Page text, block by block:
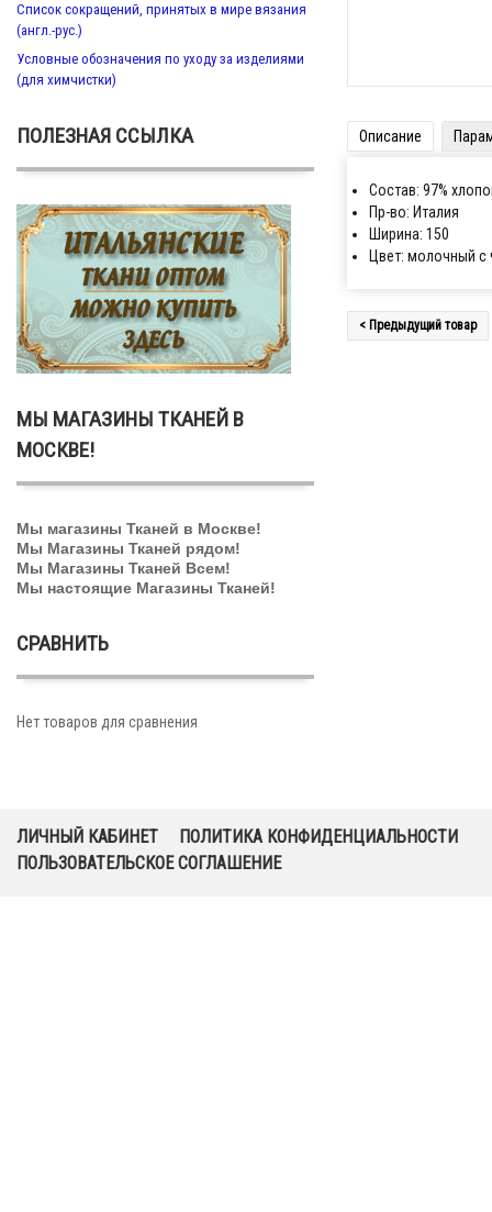
Список сокращений, принятых в мире вязания
(англ.-рус.)
Условные обозначения по уходу за изделиями
(для химчистки)
ПОЛЕЗНАЯ ССЫЛКА
МЫ МАГАЗИНЫ ТКАНЕЙ В
МОСКВЕ!
Мы магазины Тканей в Москве!
Мы Магазины Тканей рядом!
Мы Магазины Тканей Всем!
Мы настоящие Магазины Тканей!
СРАВНИТЬ
Нет товаров для сравнения
Описание
Состав: 97%
Пр-во: Италия
Ширина: 150
Цвет: молочный с
< Предыдущий товар
ЛИЧНЫЙ КАБИНЕТ
ПОЛИТИКА КОНФИДЕНЦИАЛЬНОСТИ
ПОЛЬЗОВАТЕЛЬСКОЕ СОГЛАШЕНИЕ